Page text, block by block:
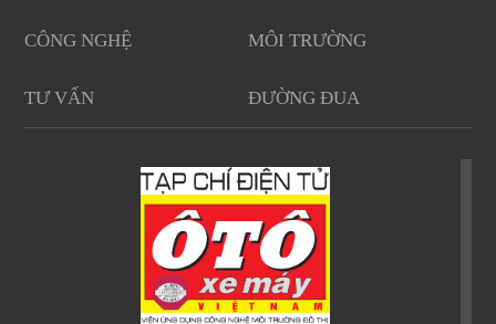
CÔNG NGHỆ MÔI TRƯỜNG
TƯ VẤN ĐƯỜNG ĐUA